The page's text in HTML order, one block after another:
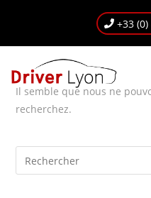
+33
Il semble que nous ne
recherchez.